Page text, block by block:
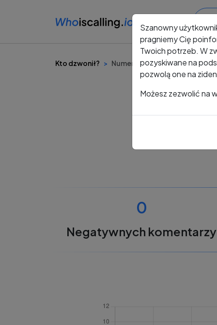
Kto dzwonił? Numer +48 666 111 797
0
Negatywnych komentarzy
Szanowny
pragniemy Cię
Twoich potrzeb. W
pozyskiwane na
pozwolą one na
Możesz zezwolić na